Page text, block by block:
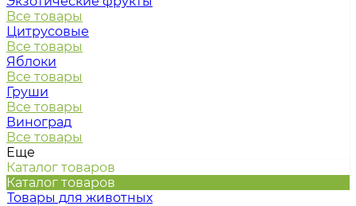
Все товары
Цитрусовые
Все товары
Яблоки
Все товары
Груши
Все товары
Виноград
Все товары
Еще
Каталог товаров
Каталог товаров
Товары для животных